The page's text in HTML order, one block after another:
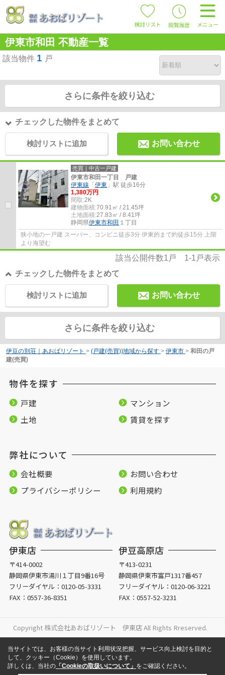
伊東市和田 不動産一覧
該当物件 1 戸
さらに条件を絞り込む
チェックした物件をまとめて
検討リストに追加 お問い合わせ
売買｜中古一戸建
伊東市和田一丁目 戸建
伊東線 「伊東 」駅 徒歩16分
1,380万円
間取:2K
建物面積:70.91㎡ / 21.45坪
土地面積:27.83㎡ / 8.41坪
静岡県伊東市和田 １丁目
狭小地の一戸建 スーパー、コンビニ徒歩3分 伊東的まで約徒歩15分 上階
より海望む
該当公開件数1 戸 1-1 戸表示
チェックした物件をまとめて
お問い合わせ
検討リストに追加
さらに条件を絞り込む
伊豆の別荘｜あおばリゾート > (戸建(売買))地域から探す > 伊東市 > 和田の戸
建(売買)
物件を探す
戸建
マンション
土地
賃貸を探す
弊社について
会社概要
お問い合わせ
プライバシーポリシー
利用規約
伊東店
〒414-0002
静岡県伊東市湯川１丁目9番16号
フリーダイヤル： 0120-05-3331
FAX：0557-36-8351
伊豆高原店
〒413-0231
静岡県伊東市富戸1317番457
フリーダイヤル：0120-06-3221
FAX：0557-52-3231
Copyright 株式会社あおばリゾート 伊東店 All Rights Rreserved.
当サイトでは、お客様の当サイト利用状況把握、サービス向上検討を目的と
して、クッキー（Cookie）を使用しています。
詳しくは、当社の 「Cookieの取扱いについて」 をご確認ください。